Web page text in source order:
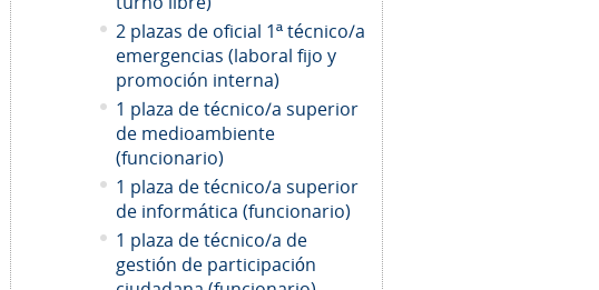
2 plazas de oficial 1ª técnico/a
emergencias (laboral fijo y
promoción interna)
1 plaza de técnico/a superior
de medioambiente
(funcionario)
1 plaza de técnico/a superior
de informática (funcionario)
1 plaza de técnico/a de
gestión de participación